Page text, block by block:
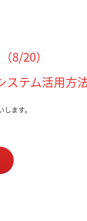
8/20）
ステム活用方
ます。